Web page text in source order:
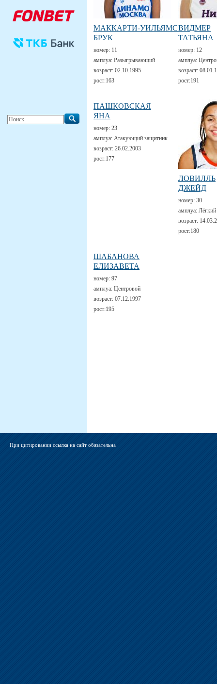
МАККАРТИ-УИЛЬЯМС
БРУК
номер: 11
амплуа: Разыгрывающий
возраст: 02.10.1995
рост:163
ВИДМЕР
ТАТЬЯНА
номер: 12
амплуа:
возраст:
рост:191
ПАШКОВСКАЯ
ЯНА
номер: 23
амплуа: Атакующий защитник
возраст: 26.02.2003
рост:177
ЛОВИЛЛЬ
ДЖЕЙД
номер: 30
амплуа:
возраст:
рост:180
ШАБАНОВА
ЕЛИЗАВЕТА
номер: 97
амплуа: Центровой
возраст: 07.12.1997
рост:195
При цитировании ссылка на сайт обязательна